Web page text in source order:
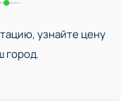
узнайте цену
город.